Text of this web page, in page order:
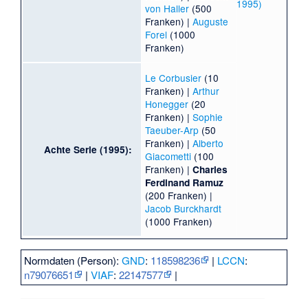
von Haller(500
Franken) | Auguste
Forel (1000
Franken)
Achte Serie (1995):
Le Corbusier(10
Franken) | Arthur
Honegger(20
Franken) | Sophie
Taeuber-Arp(50
Franken) | Alberto
Giacometti(100
Franken) | Charles
Ferdinand Ramuz
(200 Franken) |
Jacob Burckhardt
(1000 Franken)
Normdaten (Person):GND: 118598236 | LCCN:
n79076651
|VIAF:22147577 |